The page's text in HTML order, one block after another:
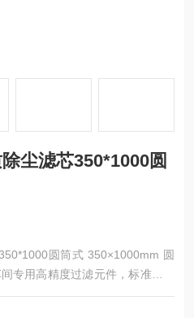
尘滤芯350*1000圆
圆筒式 350×1000mm 圆
专用高精度过滤元件，标准外径
整体圆筒一体褶皱成型，基材搭